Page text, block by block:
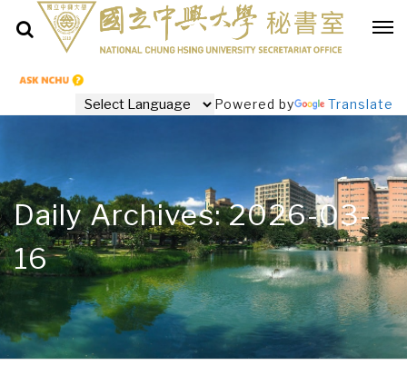
Powered by Translate
Daily Archives: 2026-03-
16